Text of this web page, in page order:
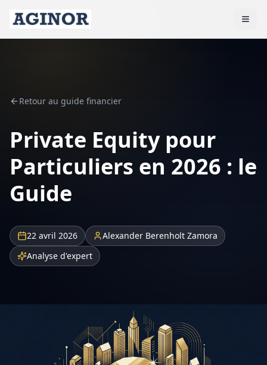
Retour au guide financier
Private Equity pour
Particuliers en 2026 : le
Guide
22 avril 2026
Alexander Berenholt Zamora
Analyse d'expert